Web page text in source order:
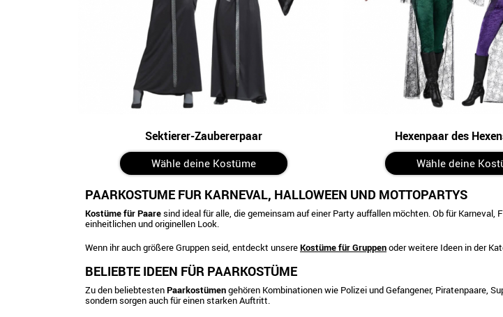
Sektierer-Zaubererpaar
Wähle deine Kostüme
Hexenpaar des
Wähle deine
PAARKOSTÜME FÜR KARNEVAL, HALLOWEEN UND MOTTOPARTYS
Kostüme für Paaresind ideal für alle, die gemeinsam auf einer Party auffallen möchten. Ob für
einheitlichen und originellen Look.
Wenn ihr auch größere Gruppen seid, entdeckt unsereKostüme für Gruppenoder weitere Ideen in der
BELIEBTE IDEEN FÜR PAARKOSTÜME
Zu den beliebtestenPaarkostümengehören Kombinationen wie Polizei und Gefangener, Piratenpaare,
sondern sorgen auch für einen starken Auftritt.